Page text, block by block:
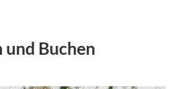
und Buchen